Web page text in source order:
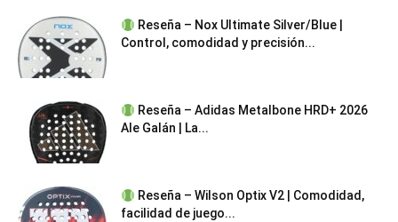
Reseña – Nox Ultimate Silver/Blue |
Control, comodidad y precisión...
Reseña – Adidas Metalbone HRD+ 2026
Ale Galán | La...
Reseña – Wilson Optix V2 | Comodidad,
facilidad de juego...